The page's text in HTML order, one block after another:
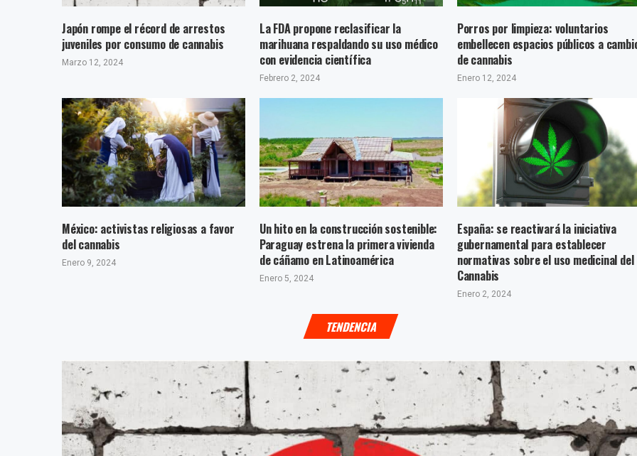
Japón rompe el récord de arrestos
juveniles por consumo de cannabis
Marzo 12, 2024
La FDA propone reclasificar la
marihuana respaldando su uso médico
con evidencia científica
Febrero 2, 2024
Porros por limpieza: voluntarios
embellecen espacios públicos a
de cannabis
Enero 12, 2024
México: activistas religiosas a favor
del cannabis
Enero 9, 2024
Un hito en la construcción sostenible:
Paraguay estrena la primera vivienda
de cáñamo en Latinoamérica
Enero 5, 2024
España: se reactivará la iniciativa
gubernamental para establecer
normativas sobre el uso medicinal del
Cannabis
Enero 2, 2024
TENDENCIA